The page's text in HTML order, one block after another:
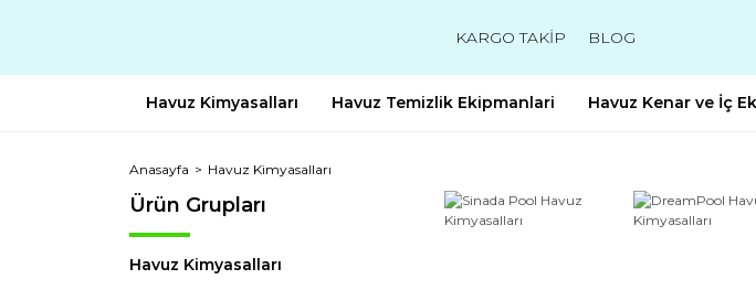
KARGO TAKİP BLOG
Havuz Kimyasalları Havuz Temizlik Ekipmanlari Havuz Kenar ve İç
Anasayfa Havuz Kimyasalları
Ürün Grupları
Havuz Kimyasalları